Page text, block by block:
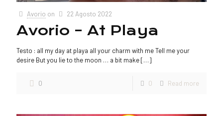
Avorio on 22 Agosto 2022
Avorio – At Playa
Testo : all my day at playa all your charm with me Tell me your
desire But you lie to the moon … a bit make[…]
0 0 Read more